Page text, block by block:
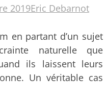
2019Eric Debarnot
en partant d’un sujet
naturelle que
ils laissent leurs
Un véritable cas